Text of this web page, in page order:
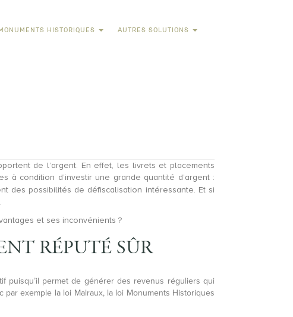
HISTORIQUES AUTRES SOLUTIONS
de l’argent. En effet, les livrets et placements
condition d’investir une grande quantité d’argent :
des possibilités de défiscalisation intéressante. Et si
et ses inconvénients ?
RÉPUTÉ SÛR
puisqu’il permet de générer des revenus réguliers qui
exemple la loi Malraux, la loi Monuments Historiques